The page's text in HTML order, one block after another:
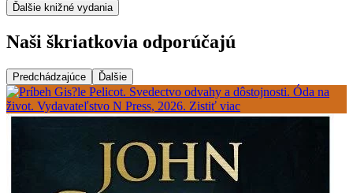
Ďalšie knižné vydania
Naši škriatkovia odporúčajú
Predchádzajúce Ďalšie